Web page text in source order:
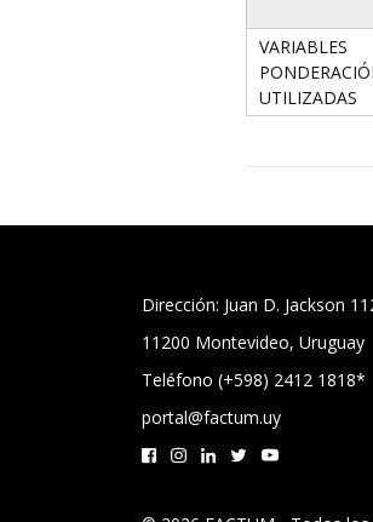
UTILIZADAS
Dirección: Juan D. Jackson
11200 Montevideo, Uruguay
Teléfono (+598) 2412 1818*
portal@factum.uy